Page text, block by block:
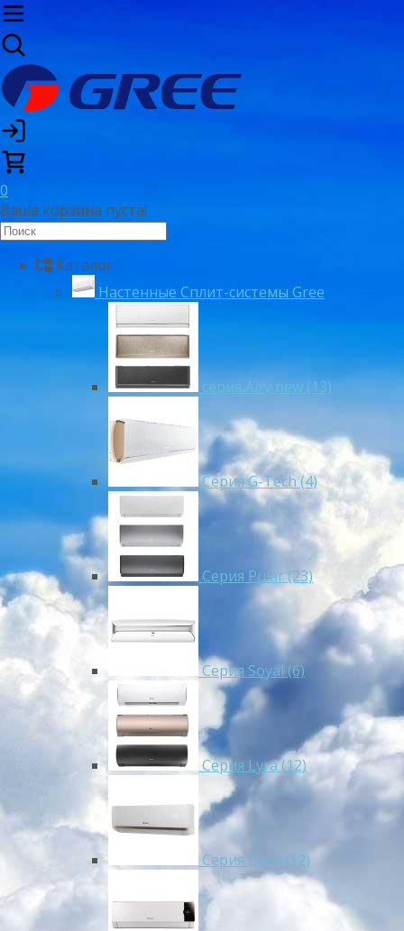
0
Ваша корзина пуста!
Каталог
Настенные Сплит-системы Gree
серия Airy new (13)
Серия G-Tech (4)
Серия Pular (23)
Cерия Soyal (6)
Серия Lyra (12)
Серия Bora (12)